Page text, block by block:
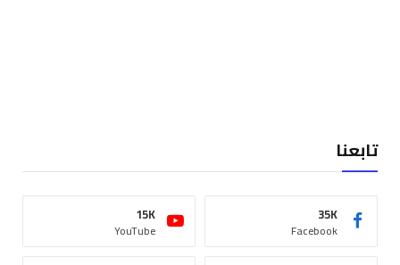
تابعنا
Facebook
35K
YouTube
15K